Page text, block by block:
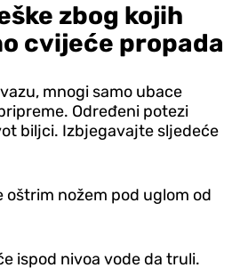
zbog kojih
cvijeće propada
mnogi samo ubace
Određeni potezi
biljci. Izbjegavajte sljedeće
nožem pod uglom od
ispod nivoa vode da truli.